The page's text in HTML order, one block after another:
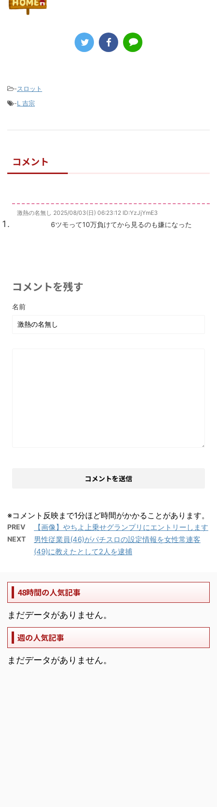
-スロット
-L 吉宗
コメント
激熱の名無し 2025/08/03(日) 06:23:12 ID:YzJjYmE3
6ツモって10万負けてから見るのも嫌になった
コメントを残す
名前
※コメント反映まで1分ほど時間がかかることがあります。
PREV 【画像】やちよ上乗せグランプリにエントリーします
NEXT
男性従業員(46)がパチスロの設定情報を女性常連客
(49)に教えたとして2人を逮捕
48時間の人気記事
まだデータがありません。
週の人気記事
まだデータがありません。